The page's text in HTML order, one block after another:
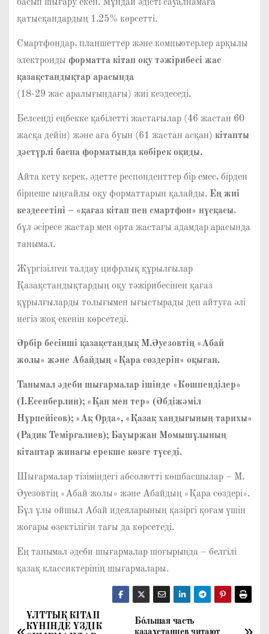
басып шығару екен. Мұндай әдісті сауалнамаға
қатысқандардың 1.25% көрсетті.
Смартфондар, планшеттер және компьютерлер арқылы
электронды форматта кітап оқу тәжірибесі жас
қазақстандықтар арасында
(18-29 жас аралығындағы) жиі кездеседі.
Белсенді еңбекке қабілетті жастағылар (46 жастан 60
жасқа дейін) және аға буын (61 жастан асқан) кітапты
дәстүрлі баспа форматында көбірек оқиды.
Айта кету керек, әдетте респонденттер бір емес, бірден
бірнеше ыңғайлы оқу форматтарын қалайды. Ең жиі
кездесетіні – «қағаз кітап пен смартфон» нұсқасы,
бұл әсіресе жастар мен орта жастағы адамдар арасында
танымал.
Жүргізілген талдау цифрлық құрылғылар
Қазақстандықтардың оқу тәжірибесінен қағаз
құрылғыларды толығымен ығыстырады деп айтуға әлі
негіз жоқ екенін көрсетеді.
Әрбір бесінші қазақстандық М.Әуезовтің «Абай
жолы» және Абайдың «Қара сөздерін» оқыған.
Танымал әдеби шығармалар ішінде «Көшпенділер»
(І.Есенберлин); «Қан мен тер» (Әбдіжәміл
Нұрпейісов); «Ақ Орда», «Қазақ хандығыныңтарихы»
(Радик Темірғалиев); Бауыржан Момышұлының
кітаптар жинағы ерекше көзге түседі.
Шығармалар тізіміндегі абсолютті көшбасшылар – М.
Әуезовтің «Абай жолы» және Абайдың «Қара сөздері».
Бұл ұлы ойшыл Абай идеяларының қазіргі қоғам үшін
жоғары өзектілігін тағы да көрсетеді.
Ең танымал әдеби шығармалар шоғырында – белгілі
қазақ классиктерінің шығармалары.
Н
Бо́льшая часть
ҰЛТТЫҚ КІТАП
КҮНІНДЕ ҮЗДІК